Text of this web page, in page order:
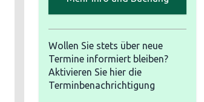
Wollen Sie stets über neue
Termine informiert bleiben?
Aktivieren Sie hier die
Terminbenachrichtigung